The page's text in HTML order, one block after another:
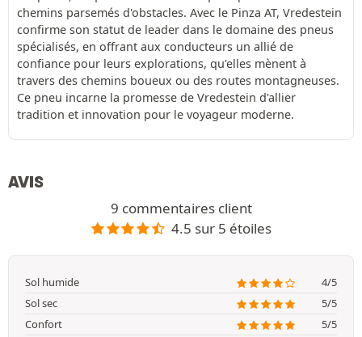
chemins parsemés d'obstacles. Avec le Pinza AT, Vredestein
confirme son statut de leader dans le domaine des pneus
spécialisés, en offrant aux conducteurs un allié de
confiance pour leurs explorations, qu'elles mènent à
travers des chemins boueux ou des routes montagneuses.
Ce pneu incarne la promesse de Vredestein d'allier
tradition et innovation pour le voyageur moderne.
AVIS
9 commentaires client
4.5 sur 5 étoiles
Sol humide
4/5
Sol sec
5/5
Confort
5/5